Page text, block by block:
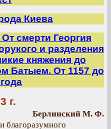
Киева
смерти Георгия
и разделения
княжения до
Батыем. От 1157 до
г.
Берлинский М. Ф.
благоразумного